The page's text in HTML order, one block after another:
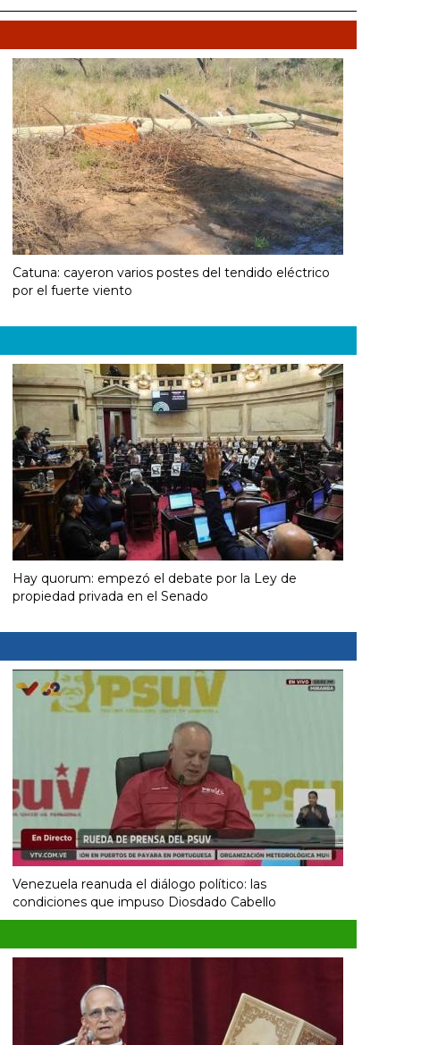
Catuna: cayeron varios postes del tendido eléctrico
por el fuerte viento
Hay quorum: empezó el debate por la Ley de
propiedad privada en el Senado
Venezuela reanuda el diálogo político: las
condiciones que impuso Diosdado Cabello